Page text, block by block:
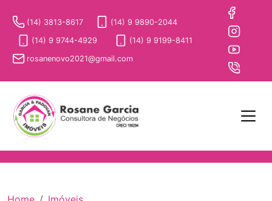
(14) 3813-8617 (14) 9 9890-2044
(14) 9 9744-4929 (14) 9 9199-8411
rosanenovo2021@gmail.com